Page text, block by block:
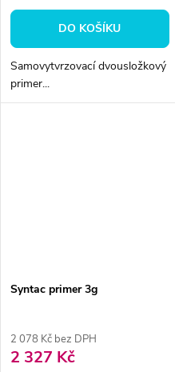
DO KOŠÍKU
Samovytvrzovací dvousložkový
primer...
Syntac primer 3g
2 078 Kč bez DPH
2 327 Kč